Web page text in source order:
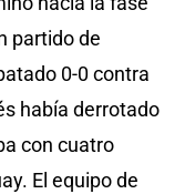
partido de
0-0 contra
había derrotado
con cuatro
El equipo de